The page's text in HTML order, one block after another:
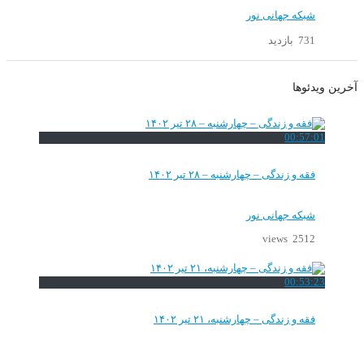
شبکه جهانی نور
731 بازدید
آخرین ویدئوها
00:57:01
فقه و زندگی – چهارشنبه – ۲۸ تیر ۱۴۰۲
شبکه جهانی نور
2512 views
00:53:23
فقه و زندگی – چهارشنبه، ۲۱ تیر ۱۴۰۲